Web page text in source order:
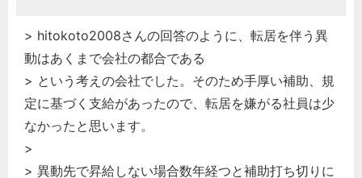
> hitokoto2008さんの回答のように、転居を伴う異
動はあくまで会社の都合である
> という考えの会社でした。そのため手厚い補助、規
定に基づく支給があったので、転居を嫌がる社員は少
なかったと思います。
>
> 異動先で昇給しない場合数年経つと補助打ち切りに